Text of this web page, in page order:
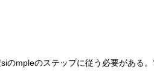
mpleのステップに従う必要がある